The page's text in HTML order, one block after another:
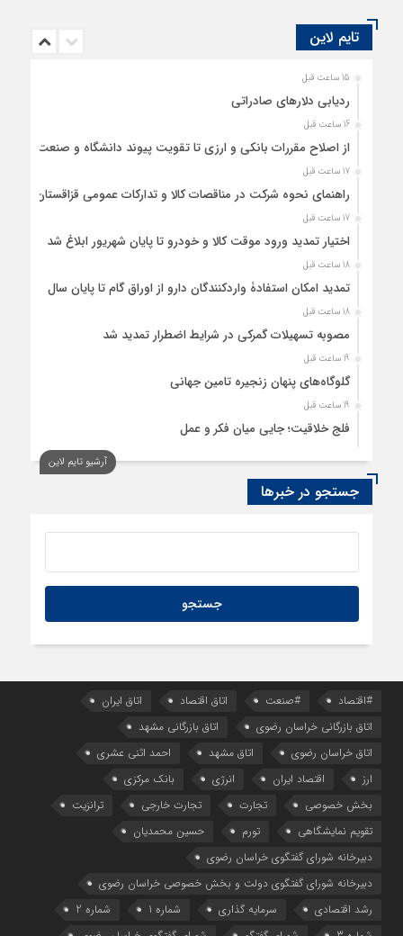
تایم لاین
15 ساعت قبل
ردیابی دلارهای صادراتی
16 ساعت قبل
از اصلاح مقررات بانکی و ارزی تا تقویت پیوند دانشگاه و صنعت
17 ساعت قبل
راهنمای نحوه شرکت در مناقصات کالا و تدارکات عمومی قزاقستان
17 ساعت قبل
اختیار تمدید ورود موقت کالا و خودرو تا پایان شهریور ابلاغ شد
18 ساعت قبل
تمدید امکان استفادۀ واردکنندگان دارو از اوراق گام تا پایان سال
18 ساعت قبل
مصوبه تسهیلات گمرکی در شرایط اضطرار تمدید شد
19 ساعت قبل
گلوگاه‌های پنهان زنجیره تامین جهانی
19 ساعت قبل
فلج خلاقیت؛ جایی میان فکر و عمل
رسانه، حلقه پیوند میدان اقتصاد و عرصه تصمیم‌گیری است
20 ساعت قبل
آرشیو تایم لاین
جستجو در خبرها
#اقتصاد #صنعت اتاق اقتصاد
اتاق ایران
اتاق بازرگانی خراسان رضوی
اتاق بازرگانی مشهد
اتاق خراسان رضوی
اتاق مشهد
احمد اثنی عشری
ارز
اقتصاد ایران انرژی
بانک مرکزی
بخش خصوصی
تجارت تجارت خارجی
ترانزیت
تقویم نمایشگاهی
تورم
حسین محمدیان
دبیرخانه شورای گفتگوی خراسان رضوی
دبیرخانه شورای گفتگوی دولت و بخش خصوصی خراسان رضوی
رشد اقتصادی
سرمایه گذاری شماره 1
شماره 2